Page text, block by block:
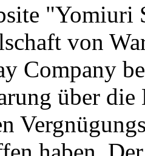
"Yomiuri
von
Company
über